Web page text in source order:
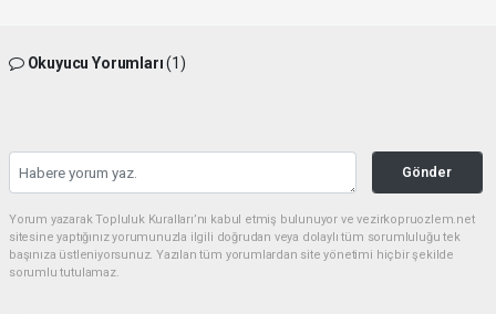
Okuyucu Yorumları(1)
Gönder
Yorum yazarak Topluluk Kuralları’nı kabul etmiş bulunuyor ve vezirkopruozlem.net
sitesine yaptığınız yorumunuzla ilgili doğrudan veya dolaylı tüm sorumluluğu tek
başınıza üstleniyorsunuz. Yazılan tüm yorumlardan site yönetimi hiçbir şekilde
sorumlu tutulamaz.